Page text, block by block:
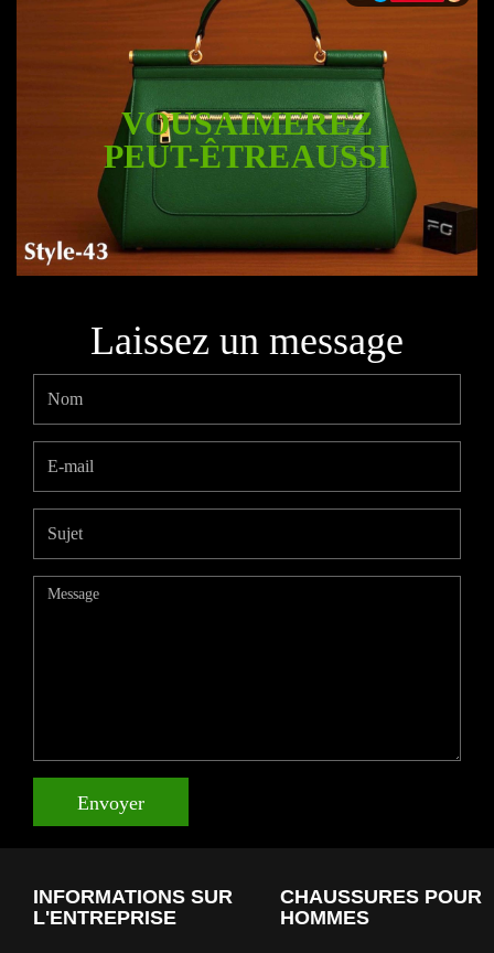
VOUS AIMEREZ
PEUT-ÊTRE AUSSI
Laissez un message
Envoyer
INFORMATIONS SUR
L'ENTREPRISE
CHAUSSURES POUR
HOMMES